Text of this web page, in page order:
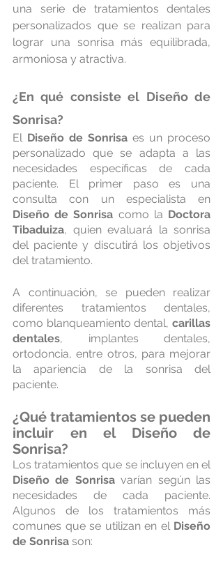
una serie de tratamientos dentales
personalizados que se realizan para
lograr una sonrisa más equilibrada,
armoniosa y atractiva.
¿En qué consiste el Diseño de
Sonrisa?
El Diseño de Sonrisa es un proceso
personalizado que se adapta a las
necesidades específicas de cada
paciente. El primer paso es una
Diseño de Sonrisa como la Doctora
Tibaduiza, quien evaluará la sonrisa
del paciente y discutirá los objetivos
del tratamiento.
A continuación, se pueden realizar
diferentes tratamientos dentales,
como blanqueamiento dental, carillas
dentales, implantes dentales,
ortodoncia, entre otros, para mejorar
la apariencia de la sonrisa del
paciente.
¿Qué tratamientos se pueden
incluir en el Diseño de
Sonrisa?
Los tratamientos que se incluyen en el
Diseño de Sonrisa varían según las
necesidades de cada paciente.
Algunos de los tratamientos más
comunes que se utilizan en el Diseño
de Sonrisa son: